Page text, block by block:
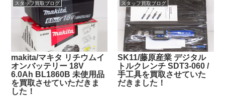
スタッフ買取ブログ
makita/マキタ リチウムイ
オンバッテリー 18V
6.0Ah BL1860B 未使用品
を買取させていただきま
した！
スタッフ買取ブログ
SK11/藤原産業 デジタル
トルクレンチ SDT3-060 /
手工具を買取させていた
だきました！